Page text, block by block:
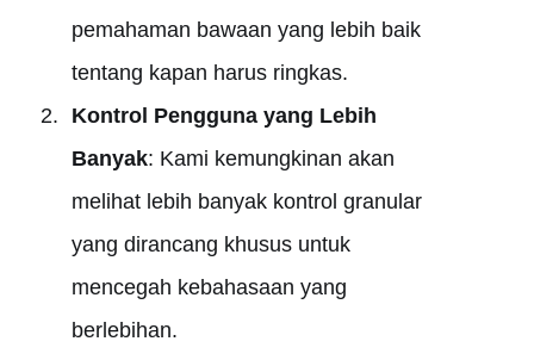
pemahaman bawaan yang lebih baik
tentang kapan harus ringkas.
Kontrol Pengguna yang Lebih
Banyak: Kami kemungkinan akan
melihat lebih banyak kontrol granular
yang dirancang khusus untuk
mencegah kebahasaan yang
berlebihan.